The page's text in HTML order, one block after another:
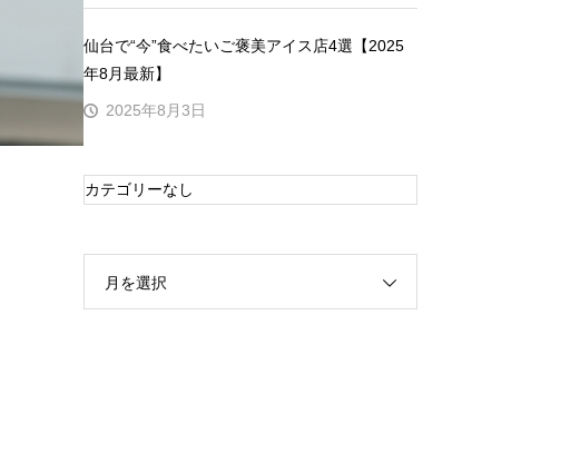
仙台で“今”食べたいご褒美アイス店4選【2025
年8月最新】
2025年8月3日
カテゴリーなし
月を選択